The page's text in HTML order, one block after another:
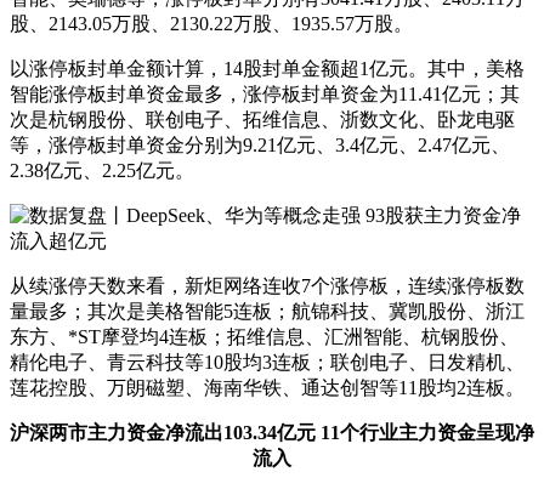
股、2143.05万股、2130.22万股、1935.57万股。
以涨停板封单金额计算，14股封单金额超1亿元。其中，美格
智能涨停板封单资金最多，涨停板封单资金为11.41亿元；其
次是杭钢股份、联创电子、拓维信息、浙数文化、卧龙电驱
等，涨停板封单资金分别为9.21亿元、3.4亿元、2.47亿元、
2.38亿元、2.25亿元。
从续涨停天数来看，新炬网络连收7个涨停板，连续涨停板数
量最多；其次是美格智能5连板；航锦科技、冀凯股份、浙江
东方、*ST摩登均4连板；拓维信息、汇洲智能、杭钢股份、
精伦电子、青云科技等10股均3连板；联创电子、日发精机、
莲花控股、万朗磁塑、海南华铁、通达创智等11股均2连板。
沪深两市主力资金净流出103.34亿元 11个行业主力资金呈现净
流入